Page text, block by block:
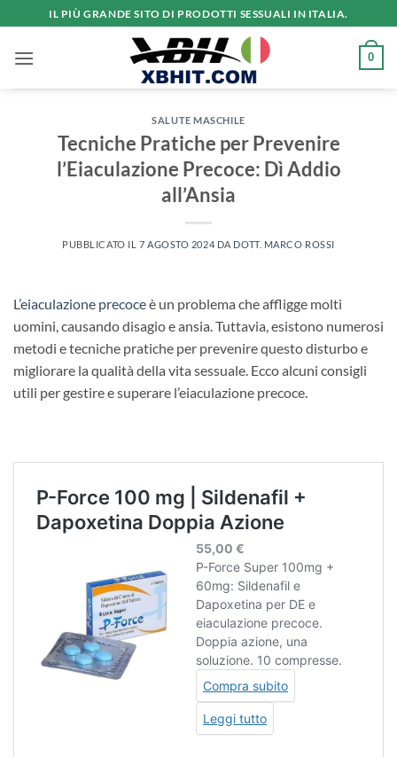
ai
contenuti
IL PIÙ GRANDE SITO DI PRODOTTI SESSUALI IN ITALIA.
0
SALUTE MASCHILE
Tecniche Pratiche per Prevenire
l’Eiaculazione Precoce: Dì Addio
all’Ansia
PUBBLICATO IL 7 AGOSTO 2024 DA DOTT. MARCO ROSSI
L’eiaculazione precoceè un problema che affligge molti
uomini, causando disagio e ansia. Tuttavia, esistono numerosi
metodi e tecniche pratiche per prevenire questo disturbo e
migliorare la qualità della vita sessuale. Ecco alcuni consigli
utili per gestire e superare l’eiaculazione precoce.